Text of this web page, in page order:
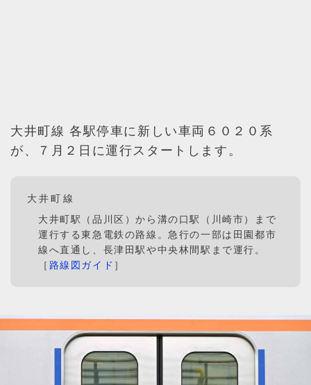
大井町線 各駅停車に新しい車両６０２０系
が、７月２日に運行スタートします。
大井町線
大井町駅（品川区）から溝の口駅（川崎市）まで
運行する東急電鉄の路線。急行の一部は田園都市
線へ直通し、長津田駅や中央林間駅まで運行。
［ 路線図ガイド ］